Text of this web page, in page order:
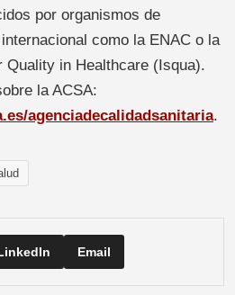
por organismos de
como la ENAC o la
Quality in Healthcare (Isqua).
la ACSA:
agenciadecalidadsanitaria.
Email